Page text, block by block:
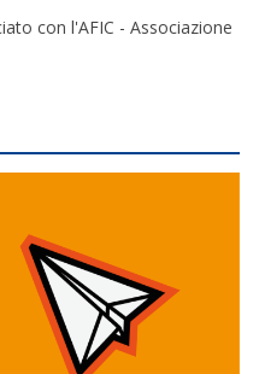
con l'AFIC - Associazione